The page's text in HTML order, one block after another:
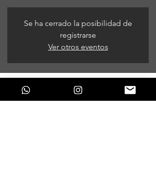
Se ha cerrado la posibilidad de
registrarse
Ver otros eventos
Horario y ubicación